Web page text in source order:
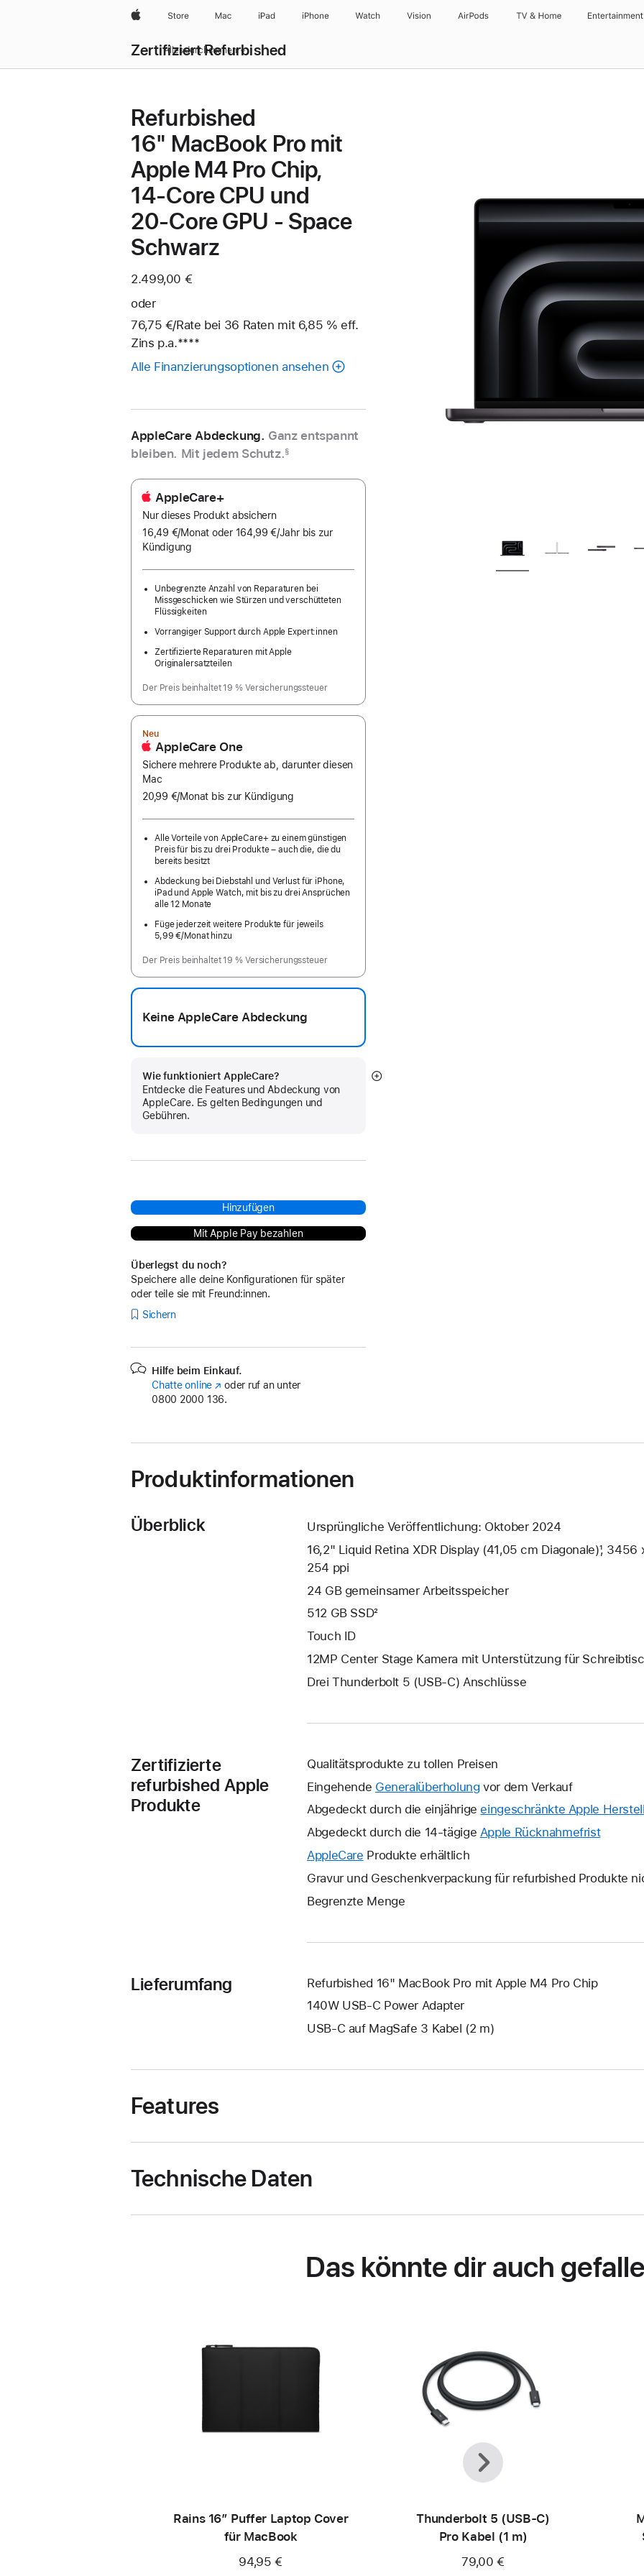
AppleStore Mac iPad iPhone Watch Vision AirPods TV & Home Entertainment
Zertifiziert Refurbished
Alles durchsuchen
Refurbished
16" MacBook Pro mit
Apple M4 Pro Chip,
14‑Core CPU und
20‑Core GPU - Space
Schwarz
2.499,00 €
oder
76,75 €/Rate pro
bei 36 Raten Raten
mit 6,85 % eff.
Zins p.a.Fußnote
****
Alle Finanzierungsoptionen ansehen
AppleCare Abdeckung. Ganz entspannt
bleiben. Mit jedem Schutz.§
AppleCare+
Nur dieses Produkt absichern
16,49 €/Monat pro
oder 164,99 €/Jahr Pro
bis zur
Kündigung
Unbegrenzte Anzahl von Reparaturen bei
Missgeschicken wie Stürzen und verschütteten
Flüssigkeiten
Vorrangiger Support durch Apple Expert:innen
Zertifizierte Reparaturen mit Apple
Originalersatzteilen
Der Preis beinhaltet 19 % Versicherungssteuer
Neu
AppleCare One
Sichere mehrere Produkte ab, darunter diesen
Mac
20,99 €/Monat pro
bis zur Kündigung
Alle Vorteile von AppleCare+ zu einem günstigen
Preis für bis zu drei Produkte – auch die, die du
bereits besitzt
Abdeckung bei Diebstahl und Verlust für iPhone,
iPad und Apple Watch, mit bis zu drei Ansprüchen
alle 12 Monate
Füge jederzeit weitere Produkte für jeweils
5,99 €/Monat hinzu
Der Preis beinhaltet 19 % Versicherungssteuer
Keine AppleCare Abdeckung
Wie funktioniert AppleCare?
Entdecke die Features und Abdeckung von
AppleCare. Es gelten Bedingungen und
Gebühren.
Mehr
Hinzufügen
Mit Apple Pay bezahlen
Überlegst du noch?
Speichere alle deine Konfigurationen für später
oder teile sie mit Freund:innen.
Sichern
Hilfe beim Einkauf.
Chatte online (Öffnet
ein
oder ruf an unter
0800 2000 136.
Produktinformationen
Überblick
Ursprüngliche Veröffentlichung: Oktober 2024
16,2" Liquid Retina XDR Display (41,05 cm Diagonale)¹,
254 ppi
24 GB gemeinsamer Arbeits­speicher
512 GB SSD²
Touch ID
12MP Center Stage Kamera mit Unterstützung für
Drei Thunderbolt 5 (USB‑C) Anschlüsse
Zertifizierte
refurbished Apple
Produkte
Qualitätsprodukte zu tollen Preisen
Eingehende Generalüberholung vor dem Verkauf
Abgedeckt durch die einjährige eingeschränkte Apple
Abgedeckt durch die 14-tägige Apple RücknahmefristEin
wird
AppleCare Ein
neues
wird
Produkte erhältlich
Gravur und Geschenkverpackung für refurbished Produkte
Begrenzte Menge
Lieferumfang
Refurbished 16" MacBook Pro mit Apple M4 Pro Chip
140W USB‑C Power Adapter
USB‑C auf MagSafe 3 Kabel (2 m)
Features
Technische Daten
Das könnte dir auch
Rains 16” Puffer Laptop Cover
für MacBook
94,95 €
Thunderbolt 5 (USB‑C)
Pro Kabel (1 m)
79,00 €
Zurück
Weiter